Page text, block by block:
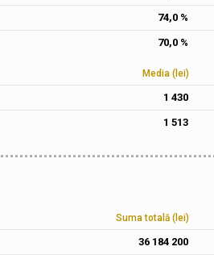
74,0 %
70,0 %
Media (lei)
1 430
1 513
Suma totală (lei)
36 184 200